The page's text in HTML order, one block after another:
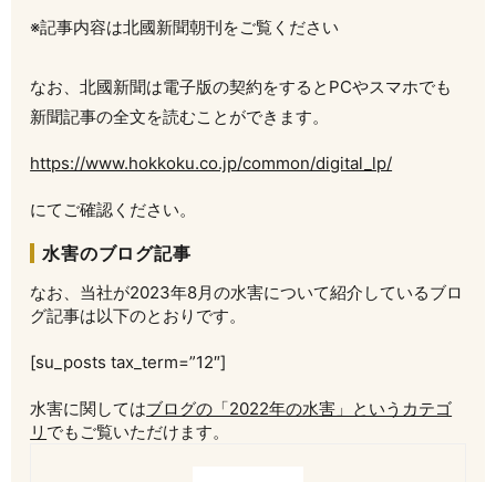
※記事内容は北國新聞朝刊をご覧ください
なお、北國新聞は電子版の契約をするとPCやスマホでも
新聞記事の全文を読むことができます。
https://www.hokkoku.co.jp/common/digital_lp/
にてご確認ください。
水害のブログ記事
なお、当社が2023年8月の水害について紹介しているブロ
グ記事は以下のとおりです。
[su_posts tax_term=”12″]
水害に関してはブログの「2022年の水害」というカテゴ
リ でもご覧いただけます。